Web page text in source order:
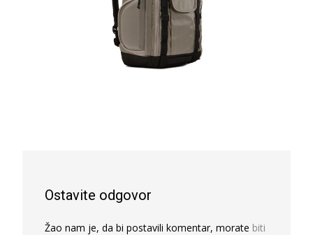
Ostavite odgovor
Žao nam je, da bi postavili komentar, morate biti